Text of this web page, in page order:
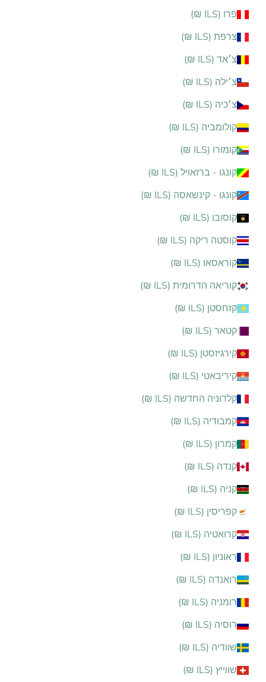
פרו (ILS ₪)
צרפת (ILS ₪)
צ׳אד (ILS ₪)
צ׳ילה (ILS ₪)
צ׳כיה (ILS ₪)
קולומביה (ILS ₪)
קומורו (ILS ₪)
קונגו - ברזאויל (ILS ₪)
קונגו - קינשאסה (ILS ₪)
קוסובו (ILS ₪)
קוסטה ריקה (ILS ₪)
קוראסאו (ILS ₪)
קוריאה הדרומית (ILS ₪)
קזחסטן (ILS ₪)
קטאר (ILS ₪)
קירגיזסטן (ILS ₪)
קיריבאטי (ILS ₪)
קלדוניה החדשה (ILS ₪)
קמבודיה (ILS ₪)
קמרון (ILS ₪)
קנדה (ILS ₪)
קניה (ILS ₪)
קפריסין (ILS ₪)
קרואטיה (ILS ₪)
ראוניון (ILS ₪)
רואנדה (ILS ₪)
רומניה (ILS ₪)
רוסיה (ILS ₪)
שוודיה (ILS ₪)
שווייץ (ILS ₪)